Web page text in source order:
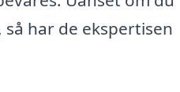
har de ekspertisen